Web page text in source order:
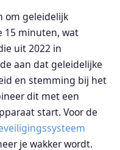
om geleidelijk
15 minuten, wat
uit 2022 in
aan dat geleidelijke
en stemming bij het
dit met een
start. Voor de
je wakker wordt.